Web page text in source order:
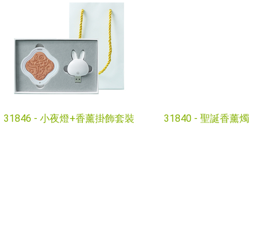
31846 - 小夜燈+香薰掛飾套裝 31840 - 聖誕香薰燭